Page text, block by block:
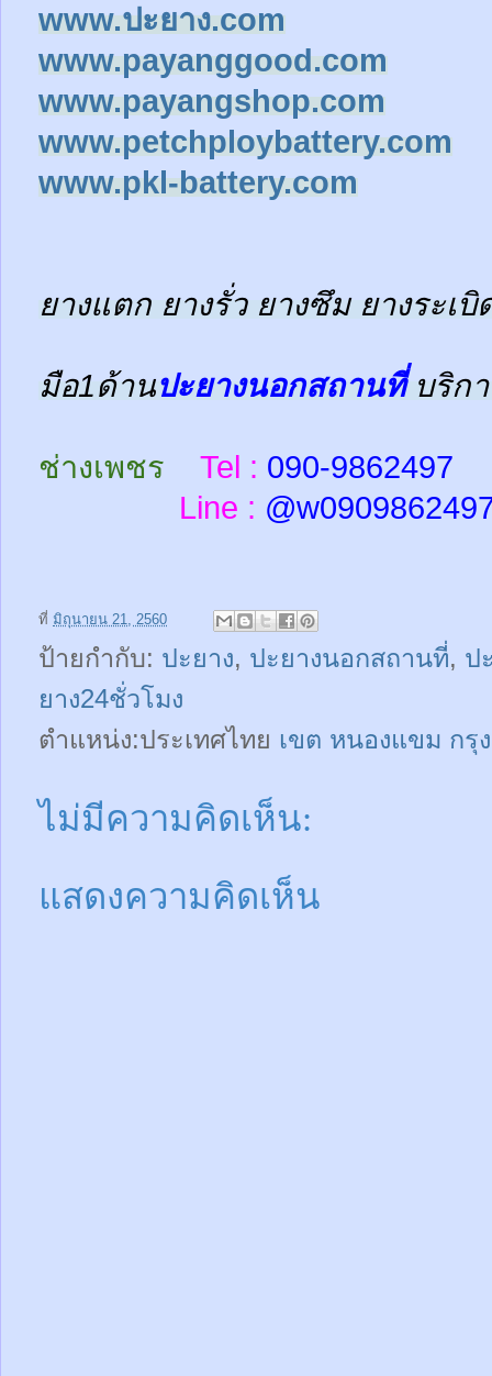
www.ปะยาง.com
www.payanggood.com
www.payangshop.com
www.petchploybattery.com
www.pkl-battery.com
ยางแตก ยางรั่ว ยางซึม ยางระเบิ
มือ1ด้านปะยางนอกสถานที่ บริก
ช่างเพชร Tel : 090-9862497
Line : @w
ที่ มิถุนายน 21, 2560
ป้ายกำกับ: ปะยาง, ปะยางนอกสถานที่, ป
ยาง24ชั่วโมง
ตำแหน่ง:ประเทศไทย เขต หนองแขม กรุ
ไม่มีความคิดเห็น:
แสดงความคิดเห็น